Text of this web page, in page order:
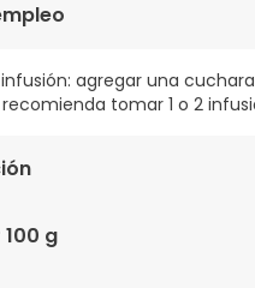
agregar una
tomar 1 o 2
para infusiones
g